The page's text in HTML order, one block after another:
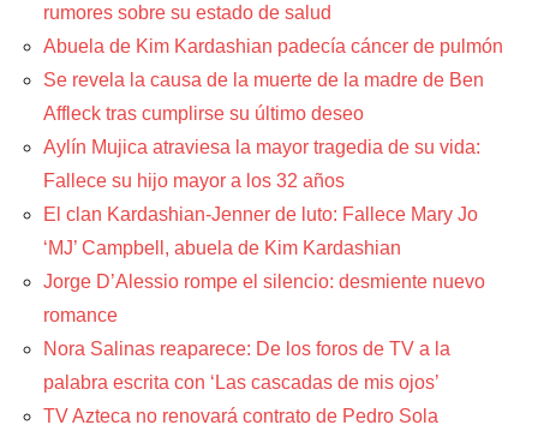
rumores sobre su estado de salud
Abuela de Kim Kardashian padecía cáncer de pulmón
Se revela la causa de la muerte de la madre de Ben
Affleck tras cumplirse su último deseo
Aylín Mujica atraviesa la mayor tragedia de su vida:
Fallece su hijo mayor a los 32 años
El clan Kardashian-Jenner de luto: Fallece Mary Jo
‘MJ’ Campbell, abuela de Kim Kardashian
Jorge D’Alessio rompe el silencio: desmiente nuevo
romance
Nora Salinas reaparece: De los foros de TV a la
palabra escrita con ‘Las cascadas de mis ojos’
TV Azteca no renovará contrato de Pedro Sola